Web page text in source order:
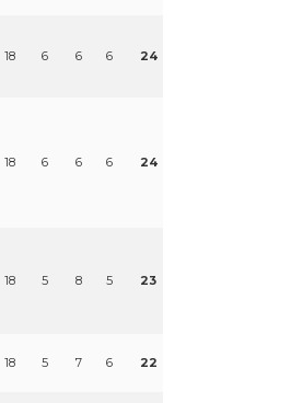
18 6 6 6 24
18 6 6 6 24
18 5 8 5 23
18 5 7 6 22